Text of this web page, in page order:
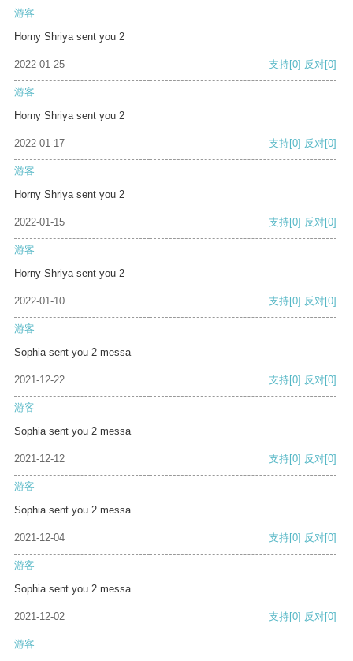
游客
Horny Shriya sent you 2
2022-01-25 支持[0] 反对[0]
游客
Horny Shriya sent you 2
2022-01-17 支持[0] 反对[0]
游客
Horny Shriya sent you 2
2022-01-15 支持[0] 反对[0]
游客
Horny Shriya sent you 2
2022-01-10 支持[0] 反对[0]
游客
Sophia sent you 2 messa
2021-12-22 支持[0] 反对[0]
游客
Sophia sent you 2 messa
2021-12-12 支持[0] 反对[0]
游客
Sophia sent you 2 messa
2021-12-04 支持[0] 反对[0]
游客
Sophia sent you 2 messa
2021-12-02 支持[0] 反对[0]
游客